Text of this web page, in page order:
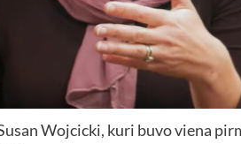
Wojcicki, kuri buvo viena